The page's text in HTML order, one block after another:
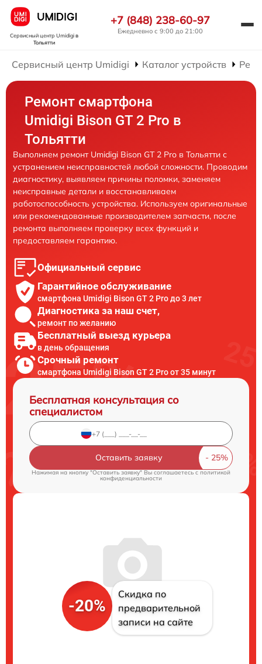
Сервисный центр Umidigiв
Тольятти
+7 (848) 238-60-97
Ежедневно с 9:00 до 21:00
Сервисный центр Umidigi Каталог устройств
Ремонт смартфона
Umidigi Bison GT 2 Pro в
Тольятти
Выполняем ремонт Umidigi Bison GT 2 Pro в Тольятти с
устранением неисправностей любой сложности. Проводим
диагностику, выявляем причины поломки, заменяем
неисправные детали и восстанавливаем
работоспособность устройства. Используем оригинальные
или рекомендованные производителем запчасти, после
ремонта выполняем проверку всех функций и
предоставляем гарантию.
Официальный сервис
Гарантийное обслуживание
смартфона Umidigi Bison GT 2 Pro до 3 лет
Диагностика за наш счет,
ремонт по желанию
Бесплатный выезд курьера
в день обращения
Срочный ремонт
смартфона Umidigi Bison GT 2 Pro от 35 минут
Бесплатная консультация со
специалистом
Оставить заявку
Нажимая на кнопку "Оставить заявку" Вы соглашаетесь c политикой
конфиденциальности
-20%
Скидка по
предварительной
записи на сайте